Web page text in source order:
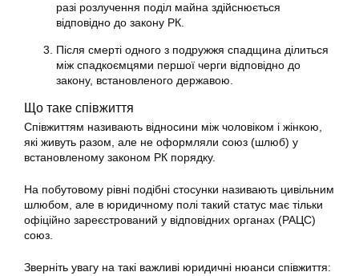
разі розлучення поділ майна здійснюється
відповідно до закону РК.
Після смерті одного з подружжя спадщина ділиться
між спадкоємцями першої черги відповідно до
закону, встановленого державою.
Що таке співжиття
Співжиттям називають відносини між чоловіком і жінкою,
які живуть разом, але не оформляли союз (шлюб) у
встановленому законом РК порядку.
На побутовому рівні подібні стосунки називають цивільним
шлюбом, але в юридичному полі такий статус має тільки
офіційно зареєстрований у відповідних органах (РАЦС)
союз.
Зверніть увагу на такі важливі юридичні нюанси співжиття: